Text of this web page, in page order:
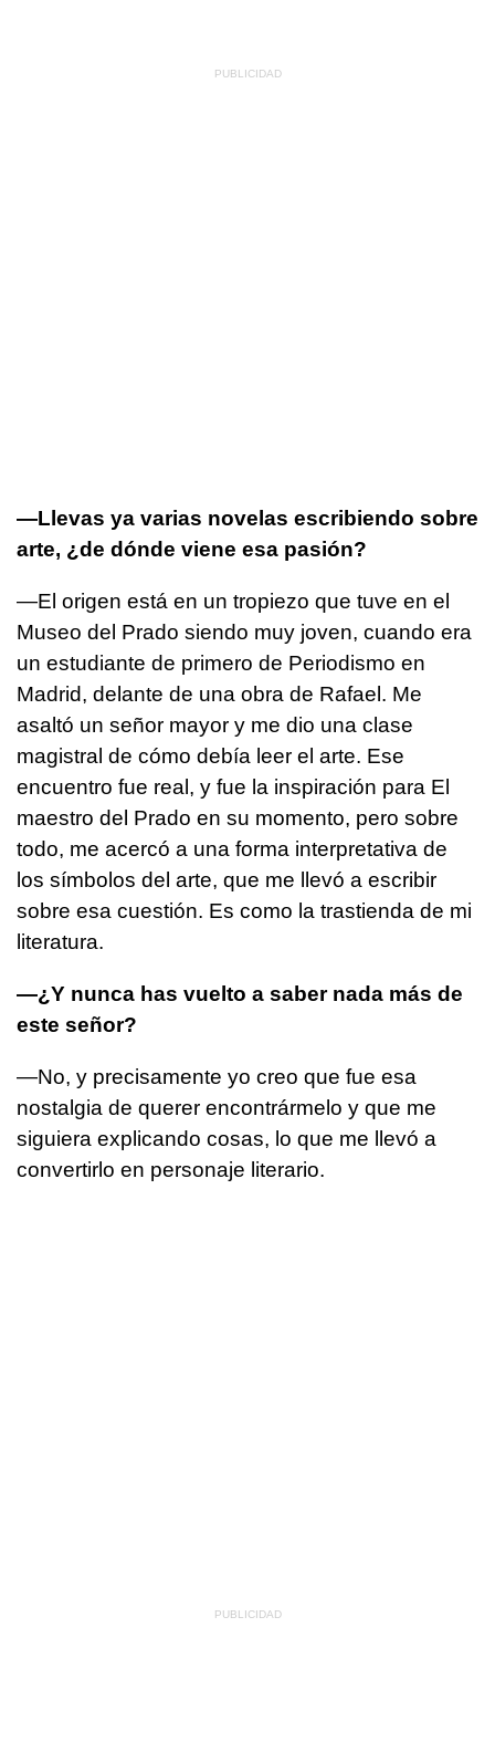
—Llevas ya varias novelas escribiendo sobre
arte, ¿de dónde viene esa pasión?
—El origen está en un tropiezo que tuve en el
Museo del Prado siendo muy joven, cuando era
un estudiante de primero de Periodismo en
Madrid, delante de una obra de Rafael. Me
asaltó un señor mayor y me dio una clase
magistral de cómo debía leer el arte. Ese
encuentro fue real, y fue la inspiración para El
maestro del Prado en su momento, pero sobre
todo, me acercó a una forma interpretativa de
los símbolos del arte, que me llevó a escribir
sobre esa cuestión. Es como la trastienda de mi
literatura.
—¿Y nunca has vuelto a saber nada más de
este señor?
—No, y precisamente yo creo que fue esa
nostalgia de querer encontrármelo y que me
siguiera explicando cosas, lo que me llevó a
convertirlo en personaje literario.